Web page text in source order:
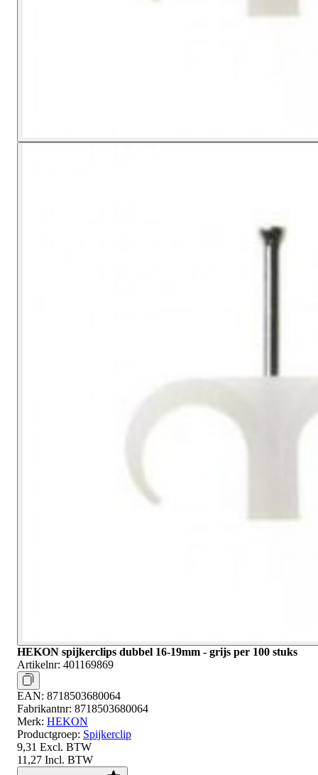
HEKON spijkerclips dubbel 16-19mm - grijs per 100 stuks
Artikelnr: 401169869
EAN: 8718503680064
Fabrikantnr: 8718503680064
Merk: HEKON
Productgroep: Spijkerclip
9,31 Excl. BTW
11,27 Incl. BTW